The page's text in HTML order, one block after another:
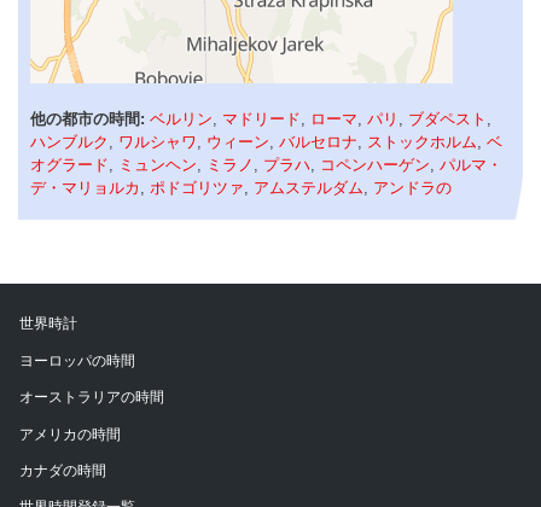
他の都市の時間: ベルリン マドリード ローマ パリ ブダペスト
ハンブルク
ワルシャワ ウィーン バルセロナ ストックホルム ベ
オグラード
ミュンヘン ミラノ プラハ コペンハーゲン パルマ・
デ・マリョルカ
ポドゴリツァ アムステルダム アンドラの
世界時計
ヨーロッパの時間
オーストラリアの時間
アメリカの時間
カナダの時間